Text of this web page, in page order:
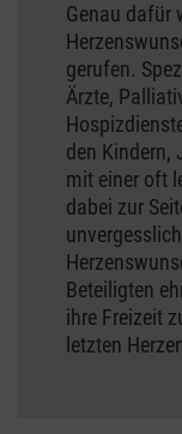
Genau dafür
gerufen.
Ärzte,
den Kindern,
mit einer oft
dabei zur
Beteiligten
ihre Freizeit
letzten